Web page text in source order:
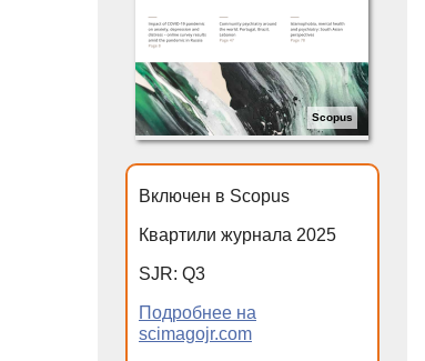
Scopus
Включен в Scopus
Квартили журнала 2025
SJR: Q3
Подробнее на
scimagojr.com